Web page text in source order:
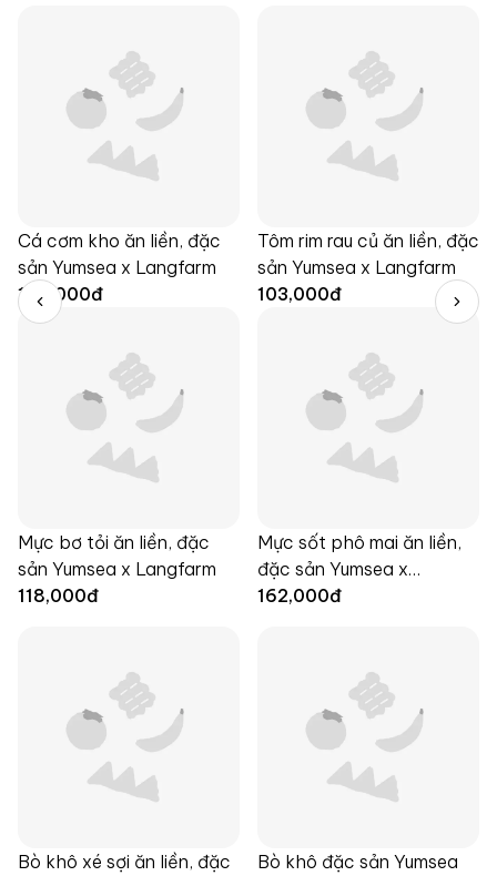
Cá cơm kho ăn liền, đặc
sản Yumsea x Langfarm
100,000đ
Tôm rim rau củ ăn liền, đặc
sản Yumsea x Langfarm
103,000đ
Mực bơ tỏi ăn liền, đặc
sản Yumsea x Langfarm
118,000đ
Mực sốt phô mai ăn liền,
đặc sản Yumsea x
Langfarm
162,000đ
Bò khô xé sợi ăn liền, đặc
Bò khô đặc sản Yumsea